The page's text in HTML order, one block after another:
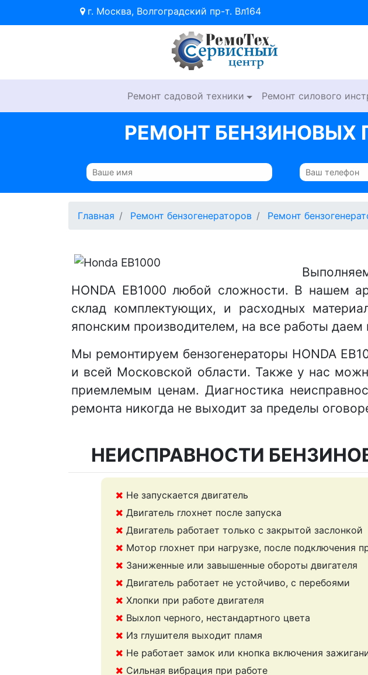
г. Москва, Волгоградский пр-т. Вл164
Ремонт садовой техники Ремонт силового
РЕМОНТ БЕНЗИНОВЫХ
Главная Ремонт бензогенераторов Ремонт
HONDA EB1000 любой сложности. В нашем
склад комплектующих, и расходных
японским производителем, на все работы даем
Мы ремонтируем бензогенераторы HONDA
и всей Московской области. Также у нас
приемлемым ценам. Диагностика
ремонта никогда не выходит за пределы
НЕИСПРАВНОСТИ
Не запускается двигатель
Двигатель глохнет после запуска
Двигатель работает только с закрытой заслонкой
Мотор глохнет при нагрузке, после подключения
Заниженные или завышенные обороты двигателя
Двигатель работает не устойчиво, с перебоями
Хлопки при работе двигателя
Выхлоп черного, нестандартного цвета
Из глушителя выходит пламя
Не работает замок или кнопка включения
Сильная вибрация при работе